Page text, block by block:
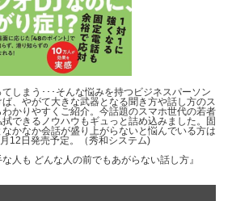
しまう･･･そんな悩みを持つビジネスパーソン
、やがて大きな武器となる聞き方や話し方のス
かりやすくご紹介。今話題のスマホ世代の若者
できるノウハウもギュっと詰め込みました。固
かなか会話が盛り上がらないと悩んでいる方は
12日発売予定。（秀和システム)
人も どんな人の前でもあがらない話し方』